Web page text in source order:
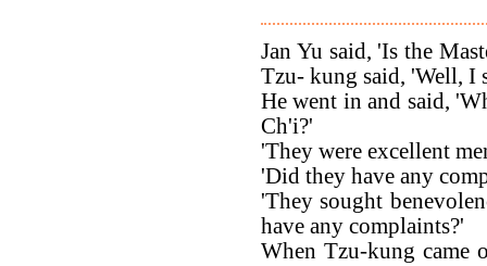
Jan Yu said, 'Is the
Tzu- kung said, 'Well, I
He went in and said,
Ch'i?'
'They were excellent
'Did they have any
'They sought
have any complaints?'
When Tzu-kung came